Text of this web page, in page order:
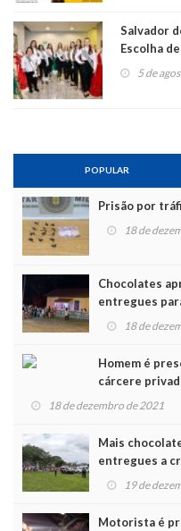
Salvador
Escolha
5 de
POPULAR
Prisão por
18 de
Chocolates
entregues
Noel
18 de
Homem é
cárcere
18 de dezembro de 2021
Mais
entregues a
19 de
Motorista é